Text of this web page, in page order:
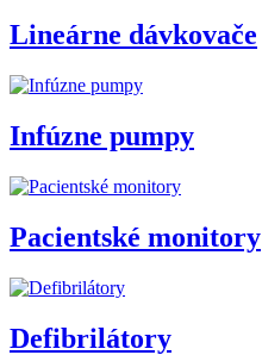
Lineárne dávkovače
Infúzne pumpy
Pacientské monitory
Defibrilátory